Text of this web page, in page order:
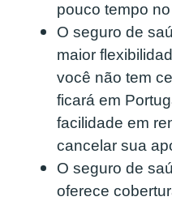
pouco tempo
O seguro de
maior
você não tem
ficará em
facilidade em
cancelar sua
O seguro de
oferece